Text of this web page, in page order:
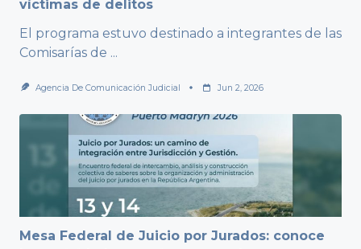
víctimas de delitos
El programa estuvo destinado a integrantes de las
Comisarías de ...
Agencia De Comunicación Judicial Jun 2, 2026
Mesa Federal de Juicio por Jurados: conoce